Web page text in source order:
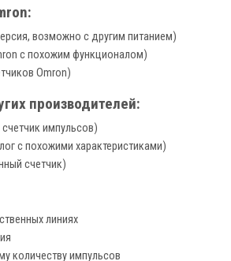
возможно с другим питанием)
с похожим функционалом)
Omron)
производителей:
импульсов)
с похожими характеристиками)
счетчик)
линиях
количеству импульсов